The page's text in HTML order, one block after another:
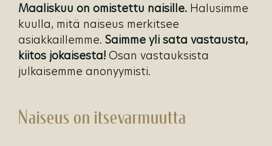
Maaliskuu on omistettu naisille. Halusimme
kuulla, mitä naiseus merkitsee
asiakkaillemme. Saimme yli sata vastausta,
kiitos jokaisesta! Osan vastauksista
julkaisemme anonyymisti.
Naiseus on itsevarmuutta